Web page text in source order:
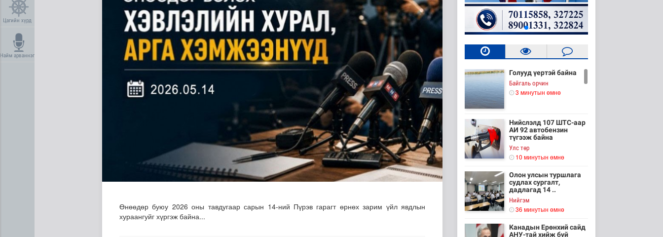
Цагийн хүрд
Найм арваннэг
Олон улсын туршлага судлах сургалт, дадлагад 14 алба хаагч хамрагдаж байна
Өнөөдөр буюу 2026 оны тавдугаар сарын 14-ний Пүрэв гарагт өрнөх зарим үйл явдлын
хураангуйг хүргэж байна...
Голууд үертэй байна
Байгаль орчин
3 минутын өмнө
Нийслэлд 107 ШТС-аар
АИ 92 автобензин
түгээж байна
Улс төр
10 минутын өмнө
Олон улсын туршлага
судлах сургалт,
дадлагад 14 ..
Нийгэм
36 минутын өмнө
Канадын Ерөнхий сайд
АНУ-тай хийж буй